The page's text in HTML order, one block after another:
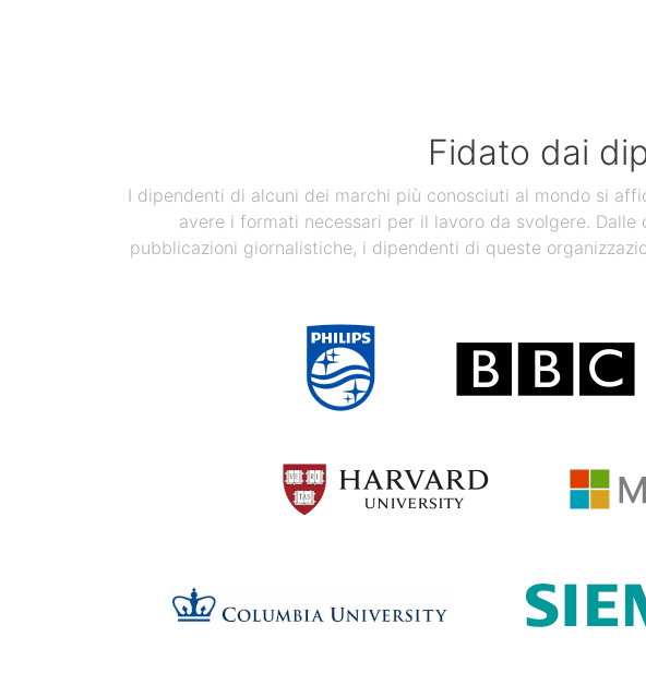
Fidato dai
I dipendenti di alcuni dei marchi più conosciuti al mondo si
avere i formati necessari per il lavoro da svolgere.
pubblicazioni giornalistiche, i dipendenti di queste